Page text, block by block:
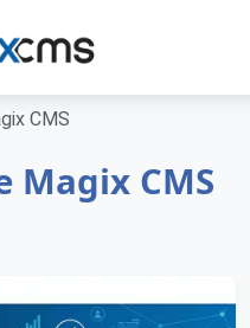
CMS
Magix CMS